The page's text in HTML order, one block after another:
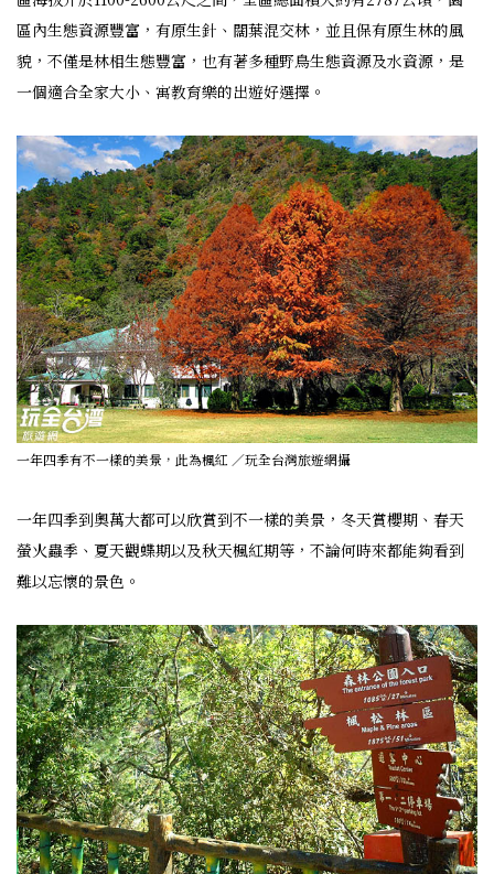
區內生態資源豐富，有原生針、闊葉混交林，並且保有原生林的風
貌，不僅是林相生態豐富，也有著多種野鳥生態資源及水資源，是
一個適合全家大小、寓教育樂的出遊好選擇。
一年四季有不一樣的美景，此為楓紅 ／玩全台灣旅遊網攝
一年四季到奧萬大都可以欣賞到不一樣的美景，冬天賞櫻期、春天
螢火蟲季、夏天觀蝶期以及秋天楓紅期等，不論何時來都能夠看到
難以忘懷的景色。